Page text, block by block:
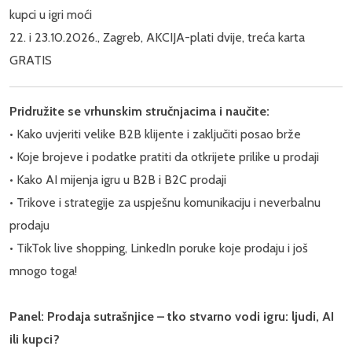
kupci u igri moći
22. i 23.10.2026., Zagreb, AKCIJA-plati dvije, treća karta
GRATIS
Pridružite se vrhunskim stručnjacima i naučite:
• Kako uvjeriti velike B2B klijente i zaključiti posao brže
• Koje brojeve i podatke pratiti da otkrijete prilike u prodaji
• Kako AI mijenja igru u B2B i B2C prodaji
• Trikove i strategije za uspješnu komunikaciju i neverbalnu
prodaju
• TikTok live shopping, LinkedIn poruke koje prodaju i još
mnogo toga!
Panel: Prodaja sutrašnjice – tko stvarno vodi igru: ljudi, AI
ili kupci?